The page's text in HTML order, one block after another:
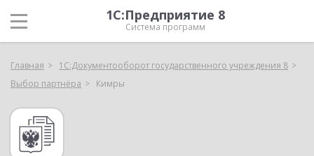
1С:Предприятие 8
Система программ
Главная
1С:Документооборот государственного учреждения 8
Выбор партнёра
Кимры